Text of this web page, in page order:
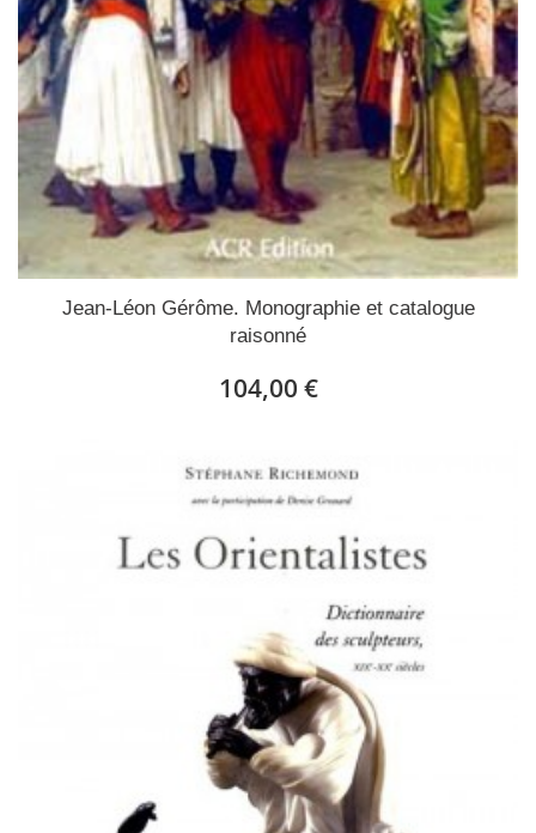
Jean-Léon Gérôme. Monographie et catalogue
raisonné
104,00 €